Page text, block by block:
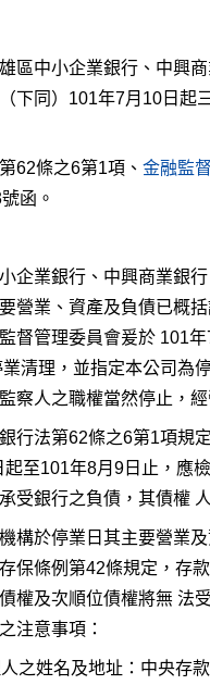
區中小企業銀行、中興
下同）101年7月10日起
62條之6第1項、 金融監
函。
企業銀行、中興商業銀
營業、資產及負債已概
督管理委員會爰於 101
業清理，並指定本公司為
察人之職權當然停止，
行法第62條之6第1項規
起至101年8月9日止，應
受銀行之負債，其債權
構於停業日其主要營業
保條例第42條規定，存
權及次順位債權將無 法
注意事項：
之姓名及地址：中央存